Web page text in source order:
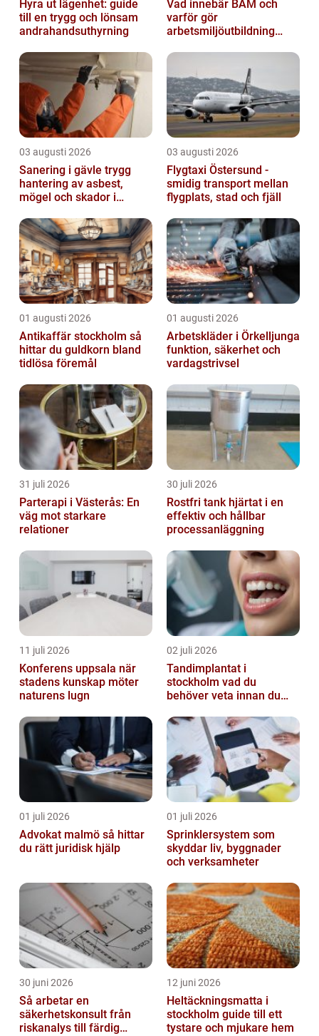
Hyra ut lägenhet: guide
till en trygg och lönsam
andrahandsuthyrning
Vad innebär BAM och
varför gör
arbetsmiljöutbildning
03 augusti 2026
Sanering i gävle trygg
hantering av asbest,
mögel och skador i
03 augusti 2026
Flygtaxi Östersund -
smidig transport mellan
flygplats, stad och fjäll
01 augusti 2026
Antikaffär stockholm så
hittar du guldkorn bland
tidlösa föremål
01 augusti 2026
Arbetskläder i Örkelljunga
funktion, säkerhet och
vardagstrivsel
31 juli 2026
Parterapi i Västerås: En
väg mot starkare
relationer
30 juli 2026
Rostfri tank hjärtat i en
effektiv och hållbar
processanläggning
11 juli 2026
Konferens uppsala när
stadens kunskap möter
naturens lugn
02 juli 2026
Tandimplantat i
stockholm vad du
behöver veta innan du
01 juli 2026
Advokat malmö så hittar
du rätt juridisk hjälp
01 juli 2026
Sprinklersystem som
skyddar liv, byggnader
och verksamheter
30 juni 2026
Så arbetar en
säkerhetskonsult från
riskanalys till färdig
12 juni 2026
Heltäckningsmatta i
stockholm guide till ett
tystare och mjukare hem